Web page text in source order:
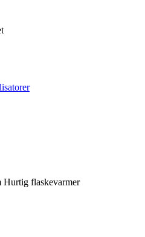
Hurtig flaskevarmer